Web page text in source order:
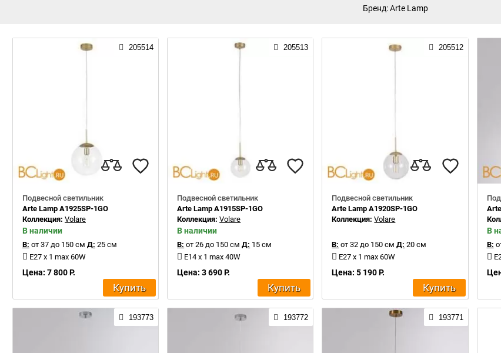
Бренд: Arte Lamp
205514
Подвесной светильник
Arte Lamp A1925SP-1GO
Коллекция: Volare
В наличии
В: от 37 до 150 см Д: 25 см
E27 x 1 max 60W
Цена: 7 800 Р.
Купить
205513
Подвесной светильник
Arte Lamp A1915SP-1GO
Коллекция:Volare
В наличии
В: от 26 до 150 см Д: 15 см
E14 x 1 max 40W
Цена: 3 690 Р.
Купить
205512
Подвесной светильник
Arte Lamp A1920SP-1GO
Коллекция:Volare
В: от 32 до 150 см Д: 20 см
E27 x 1 max 60W
Цена: 5 190 Р.
Купить
В
В:
193773 193772 193771